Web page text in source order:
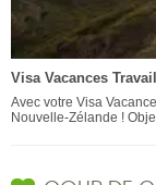
Visa Vacances
Avec votre Visa
Nouvelle-Zélande !